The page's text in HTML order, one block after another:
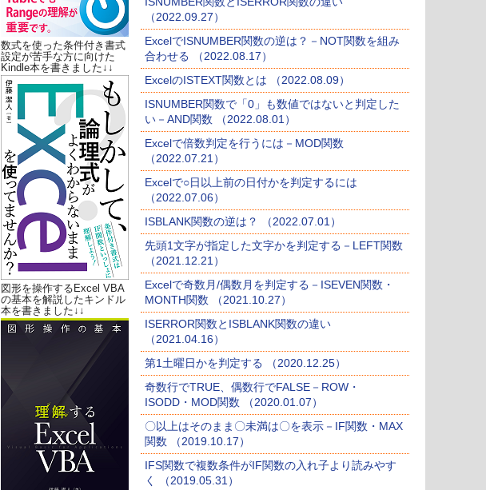
数式を使った条件付き書式
設定が苦手な方に向けた
Kindle本を書きました↓↓
図形を操作するExcel VBA
の基本を解説したキンドル
本を書きました↓↓
（2022.09.27）
ExcelでISNUMBER関数の逆は？－NOT関数を組み
合わせる （2022.08.17）
ExcelのISTEXT関数とは （2022.08.09）
ISNUMBER関数で「0」も数値ではないと判定した
い－AND関数 （2022.08.01）
Excelで倍数判定を行うには－MOD関数
（2022.07.21）
Excelで○日以上前の日付かを判定するには
（2022.07.06）
ISBLANK関数の逆は？ （2022.07.01）
先頭1文字が指定した文字かを判定する－LEFT関数
（2021.12.21）
Excelで奇数月/偶数月を判定する－ISEVEN関数・
MONTH関数 （2021.10.27）
ISERROR関数とISBLANK関数の違い
（2021.04.16）
第1土曜日かを判定する （2020.12.25）
奇数行でTRUE、偶数行でFALSE－ROW・
ISODD・MOD関数 （2020.01.07）
〇以上はそのまま〇未満は〇を表示－IF関数・MAX
関数 （2019.10.17）
IFS関数で複数条件がIF関数の入れ子より読みやす
く （2019.05.31）